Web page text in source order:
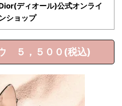
ディオール)公式オンライ
ショップ
５，５００(税込)